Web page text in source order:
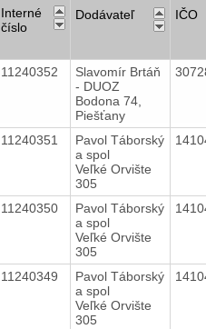
Interné
číslo
Dodávateľ IČO
11240352
Slavomír Brtáň
- DUOZ
Bodona 74,
Piešťany
11240351
Pavol Táborský
a spol
Veľké Orvište
305
11240350
Pavol Táborský
a spol
Veľké Orvište
305
11240349
Pavol Táborský
a spol
Veľké Orvište
305